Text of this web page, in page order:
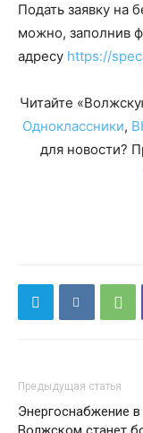
Подать заявку на
можно, заполнив
адресу https://
Читайте
Одноклассники,
для новости?
Предыдущая статья
Энергоснабжение в